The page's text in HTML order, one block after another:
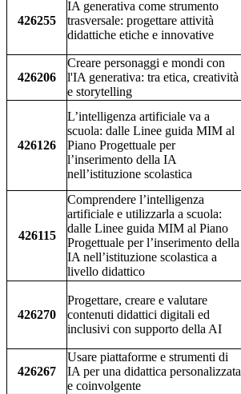
426255
IA generativa come strumento
trasversale: progettare attività
didattiche etiche e innovative
426206
Creare personaggi e mondi con
l'IA generativa: tra etica, creatività
e storytelling
426126
L’intelligenza artificiale va a
scuola: dalle Linee guida MIM al
Piano Progettuale per
l’inserimento della IA
nell’istituzione scolastica
426115
Comprendere l’intelligenza
artificiale e utilizzarla a scuola:
dalle Linee guida MIM al Piano
Progettuale per l’inserimento della
IA nell’istituzione scolastica a
livello didattico
426270
Progettare, creare e valutare
contenuti didattici digitali ed
inclusivi con supporto della AI
426267
Usare piattaforme e strumenti di
IA per una didattica personalizzata
e coinvolgente